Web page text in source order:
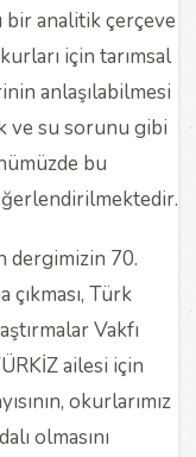
bir analitik çerçeve
için tarımsal
anlaşılabilmesi
ve su sorunu gibi
bu
dergimizin 70.
çıkması, Türk
Vakfı
ailesi için
okurlarımız
olmasını